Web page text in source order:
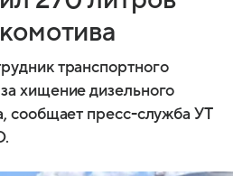
транспортного
хищение дизельного
сообщает пресс-служба УТ